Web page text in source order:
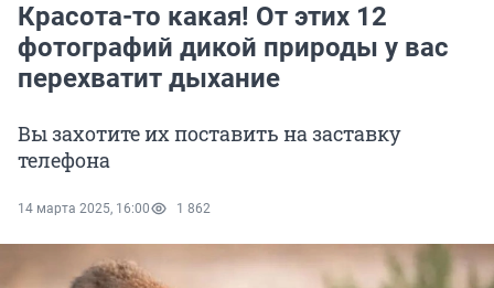
Красота-то какая! От этих 12
фотографий дикой природы у вас
перехватит дыхание
Вы захотите их поставить на заставку
телефона
14 марта 2025, 16:00 1 862